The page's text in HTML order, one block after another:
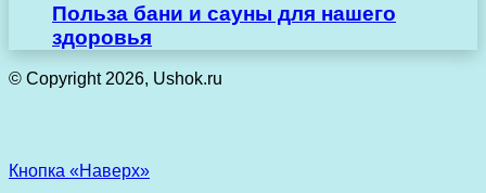
Польза бани и сауны для нашего
здоровья
© Copyright 2026, Ushok.ru
Кнопка «Наверх»